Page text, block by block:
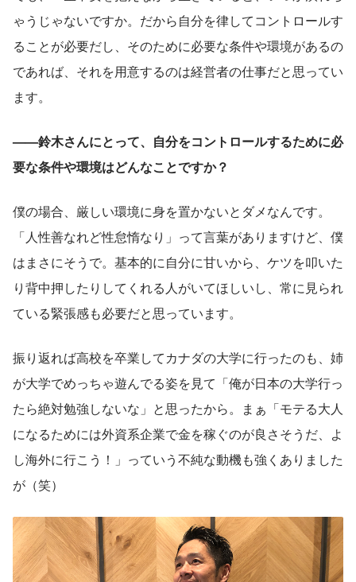
ゃうじゃないですか。だから自分を律してコントロールす
ることが必要だし、そのために必要な条件や環境があるの
であれば、それを用意するのは経営者の仕事だと思ってい
ます。
——鈴木さんにとって、自分をコントロールするために必
要な条件や環境はどんなことですか？
僕の場合、厳しい環境に身を置かないとダメなんです。
「人性善なれど性怠惰なり」って言葉がありますけど、僕
はまさにそうで。基本的に自分に甘いから、ケツを叩いた
り背中押したりしてくれる人がいてほしいし、常に見られ
ている緊張感も必要だと思っています。
振り返れば高校を卒業してカナダの大学に行ったのも、姉
が大学でめっちゃ遊んでる姿を見て「俺が日本の大学行っ
たら絶対勉強しないな」と思ったから。まぁ「モテる大人
になるためには外資系企業で金を稼ぐのが良さそうだ、よ
し海外に行こう！」っていう不純な動機も強くありました
が（笑）